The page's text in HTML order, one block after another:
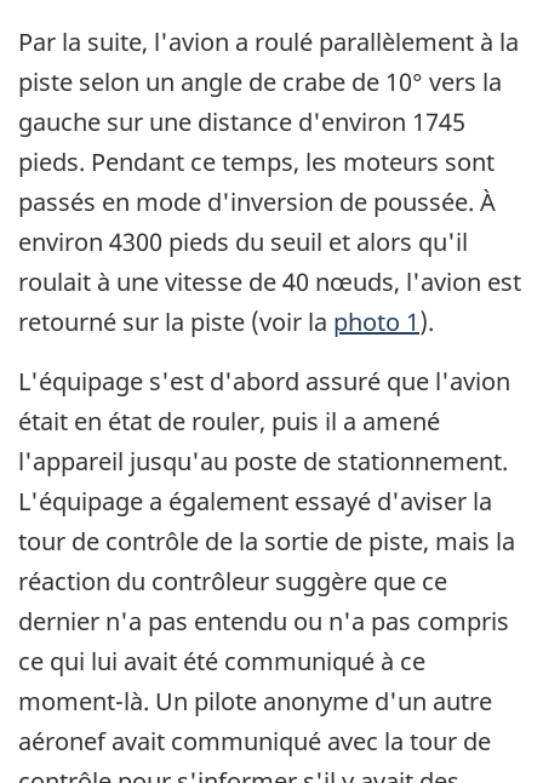
Par la suite, l'avion a roulé parallèlement à la
piste selon un angle de crabe de 10° vers la
gauche sur une distance d'environ 1745
pieds. Pendant ce temps, les moteurs sont
passés en mode d'inversion de poussée. À
environ 4300 pieds du seuil et alors qu'il
roulait à une vitesse de 40 nœuds, l'avion est
retourné sur la piste (voir la photo 1).
L'équipage s'est d'abord assuré que l'avion
était en état de rouler, puis il a amené
l'appareil jusqu'au poste de stationnement.
L'équipage a également essayé d'aviser la
tour de contrôle de la sortie de piste, mais la
réaction du contrôleur suggère que ce
dernier n'a pas entendu ou n'a pas compris
ce qui lui avait été communiqué à ce
moment-là. Un pilote anonyme d'un autre
aéronef avait communiqué avec la tour de